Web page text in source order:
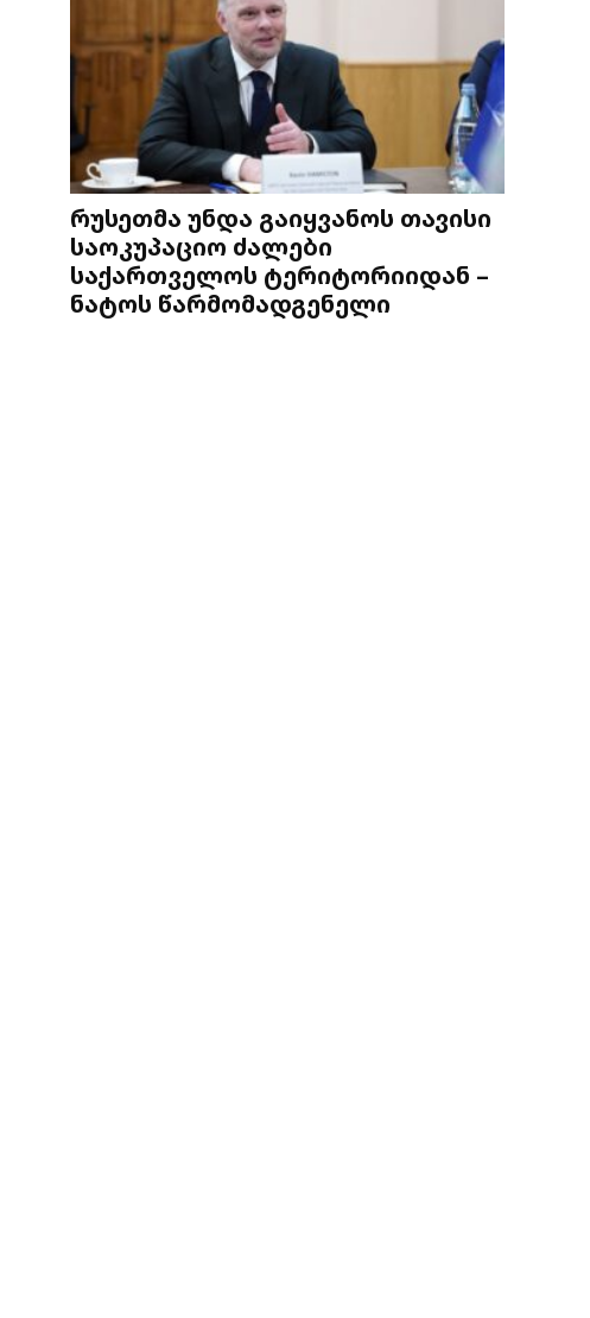
რუსეთმა უნდა გაიყვანოს თავისი
საოკუპაციო ძალები
საქართველოს ტერიტორიიდან –
ნატოს წარმომადგენელი